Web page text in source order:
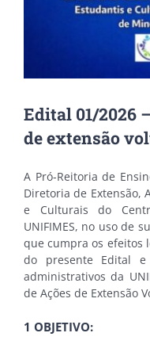
Edital 01/2026
de extensão
A Pró-Reitoria de
Diretoria de Extensão,
e Culturais do
UNIFIMES, no uso de
que cumpra os efeitos
do presente Edital e
administrativos da
de Ações de Extensão
1 OBJETIVO: